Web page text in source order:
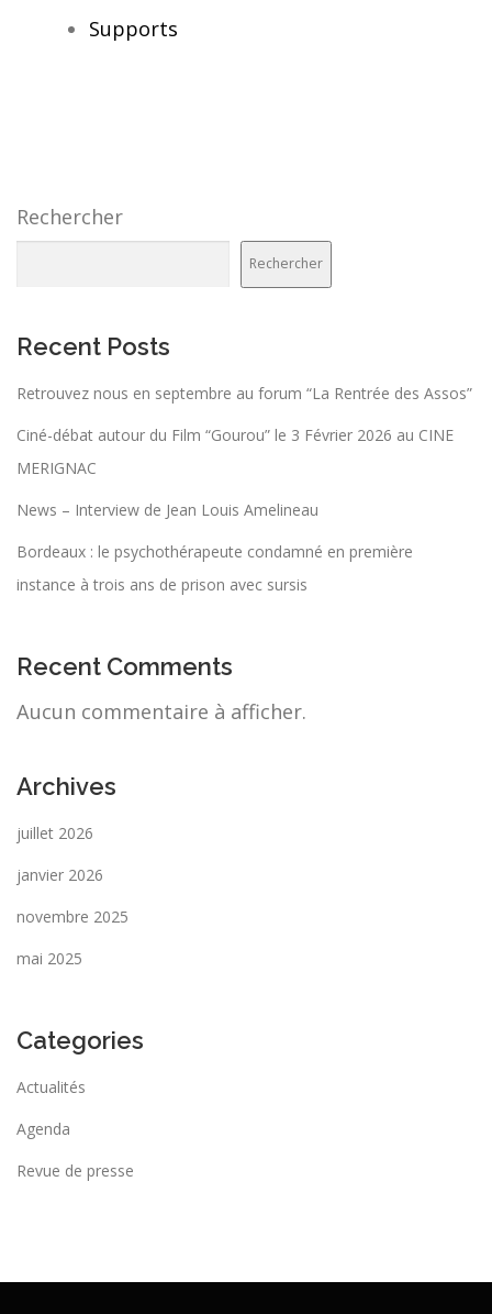
Supports
Rechercher
Rechercher
Recent Posts
Retrouvez nous en septembre au forum “La Rentrée des Assos”
Ciné-débat autour du Film “Gourou” le 3 Février 2026 au CINE
MERIGNAC
News – Interview de Jean Louis Amelineau
Bordeaux : le psychothérapeute condamné en première
instance à trois ans de prison avec sursis
Recent Comments
Aucun commentaire à afficher.
Archives
juillet 2026
janvier 2026
novembre 2025
mai 2025
Categories
Actualités
Agenda
Revue de presse